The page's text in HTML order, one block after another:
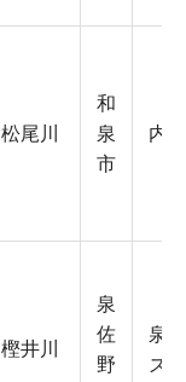
松尾川
和
泉
市
内
樫井川
泉
佐
野
泉
ズ